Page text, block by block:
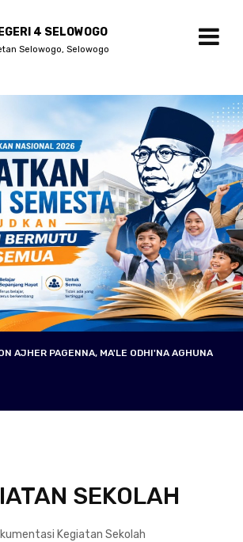
4 SELOWOGO
Selowogo, Selowogo
AJHER PAGENNA, MA'LE ODHI'NA AGHUNA
SEKOLAH
Kegiatan Sekolah